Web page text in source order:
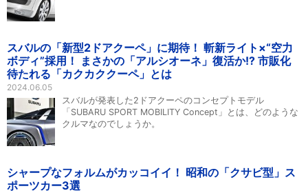
スバルの「新型2ドアクーペ」に期待！ 斬新ライト×“空力
ボディ”採用！ まさかの「アルシオーネ」復活か!? 市販化
待たれる「カクカククーペ」とは
2024.06.05
スバルが発表した2ドアクーペのコンセプトモデル
「SUBARU SPORT MOBILITY Concept」とは、どのような
クルマなのでしょうか。
シャープなフォルムがカッコイイ！ 昭和の「クサビ型」ス
ポーツカー3選